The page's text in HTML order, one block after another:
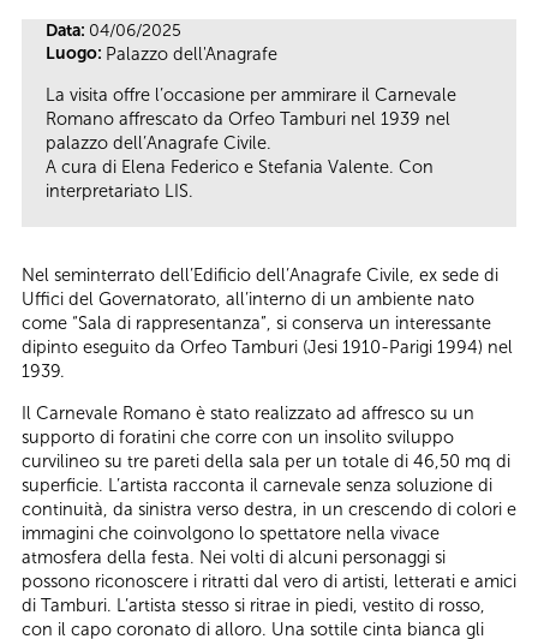
Data: 04/06/2025
Luogo: Palazzo dell'Anagrafe
La visita offre l’occasione per ammirare il Carnevale
Romano affrescato da Orfeo Tamburi nel 1939 nel
palazzo dell’Anagrafe Civile.
A cura di Elena Federico e Stefania Valente. Con
interpretariato LIS.
Nel seminterrato dell’Edificio dell’Anagrafe Civile, ex sede di
Uffici del Governatorato, all’interno di un ambiente nato
come “Sala di rappresentanza”, si conserva un interessante
dipinto eseguito da Orfeo Tamburi (Jesi 1910-Parigi 1994) nel
1939.
Il Carnevale Romano è stato realizzato ad affresco su un
supporto di foratini che corre con un insolito sviluppo
curvilineo su tre pareti della sala per un totale di 46,50 mq di
superficie. L’artista racconta il carnevale senza soluzione di
continuità, da sinistra verso destra, in un crescendo di colori e
immagini che coinvolgono lo spettatore nella vivace
atmosfera della festa. Nei volti di alcuni personaggi si
possono riconoscere i ritratti dal vero di artisti, letterati e amici
di Tamburi. L’artista stesso si ritrae in piedi, vestito di rosso,
con il capo coronato di alloro. Una sottile cinta bianca gli